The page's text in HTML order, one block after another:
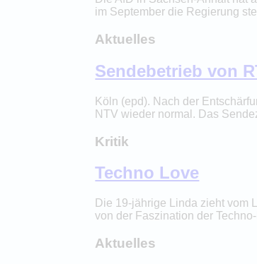
im September die Regierung
Aktuelles
Sendebetrieb von
Köln (epd). Nach der
NTV wieder normal. Das
Kritik
Techno Love
Die 19-jährige Linda zieht vom
von der Faszination der
Aktuelles